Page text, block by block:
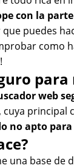
con la
puedes
como
para
web
principal
no apto para
una base de